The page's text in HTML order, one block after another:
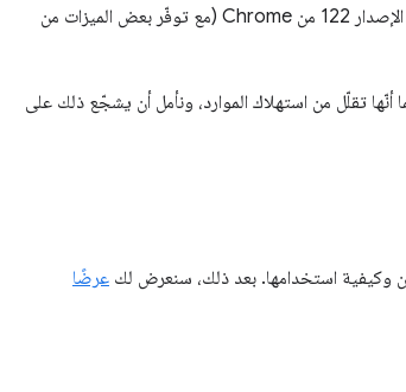
أو حتى العرض المُسبَق لعمليات التنقّل المستقبلية. تتوفّر كل هذه التحسينات الإضافية الآن من الإصدار 122 من Chrome (مع توفّر بعض الميزات من
تقلّل من استهلاك الموارد، ونأمل أن يشجّع ذلك على
وكيفية استخدامها. بعد ذلك، سنعرض لك عرضًا